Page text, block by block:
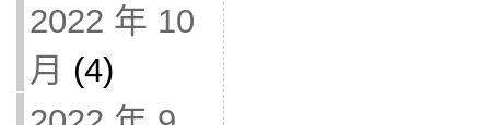
2022 年 10
月 (4)